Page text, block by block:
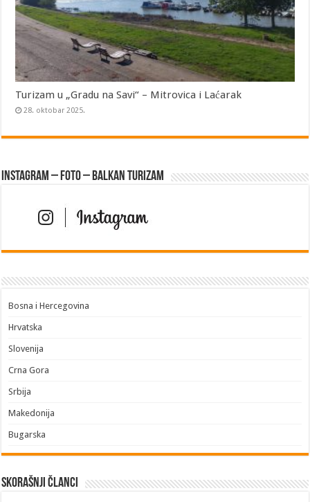
Turizam u „Gradu na Savi“ – Mitrovica i Laćarak
28. oktobar 2025.
Instagram – FOTO – Balkan turizam
Bosna i Hercegovina
Hrvatska
Slovenija
Crna Gora
Srbija
Makedonija
Bugarska
Skorašnji članci